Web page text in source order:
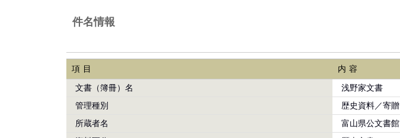
件名情報
項目
内容
文書（簿冊）名
浅野家文書
管理種別
歴史資料／寄贈
所蔵者名
富山県公文書館